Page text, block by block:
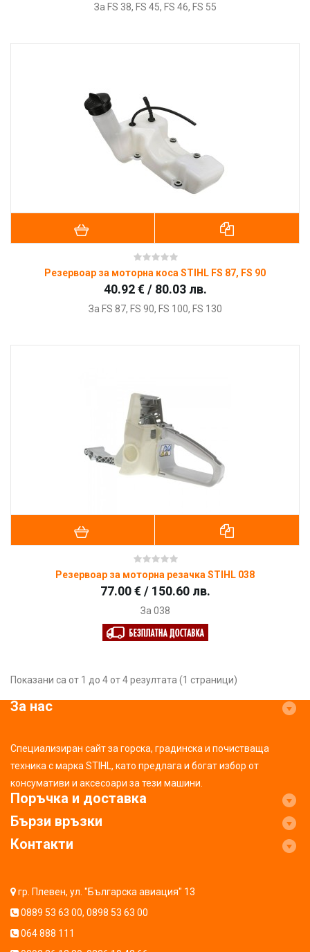
За FS 38, FS 45, FS 46, FS 55
Резервоар за моторна коса STIHL FS 87, FS 90
40.92 € / 80.03 лв.
За FS 87, FS 90, FS 100, FS 130
Резервоар за моторна резачка STIHL 038
77.00 € / 150.60 лв.
За 038
Показани са от 1 до 4 от 4 резултата (1 страници)
За нас
Специализиран сайт за горска, градинска и почистваща
техника с марка STIHL, като предлага и богат избор от
консумативи и аксесоари за тези машини.
Поръчка и доставка
Бързи връзки
Контакти
гр. Плевен, ул. "Българска авиация" 13
0889 53 63 00, 0898 53 63 00
064 888 111